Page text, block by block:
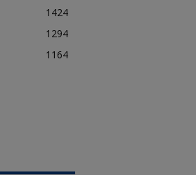
1424
1294
1164